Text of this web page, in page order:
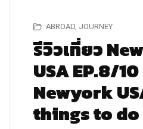
ABROAD JOURNEY
รีวิวเที่ยว
USA EP.8/10
Newyork
things to